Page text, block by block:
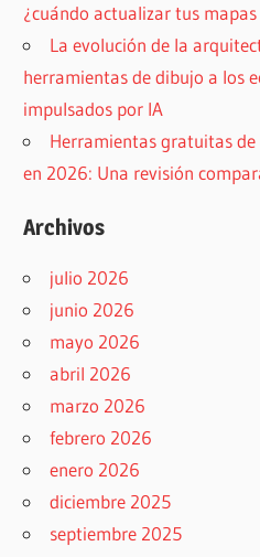
¿cuándo actualizar tus mapas
La evolución de la
herramientas de dibujo a los
impulsados por IA
Herramientas gratuitas
en 2026: Una revisión
Archivos
julio 2026
junio 2026
mayo 2026
abril 2026
marzo 2026
febrero 2026
enero 2026
diciembre 2025
septiembre 2025